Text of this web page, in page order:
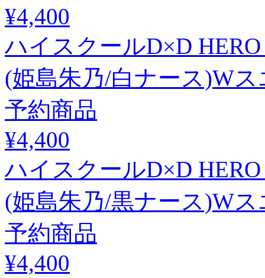
¥4,400
ハイスクールD×D
(姫島朱乃/白ナース)Wス
予約商品
¥4,400
ハイスクールD×D
(姫島朱乃/黒ナース)Wス
予約商品
¥4,400